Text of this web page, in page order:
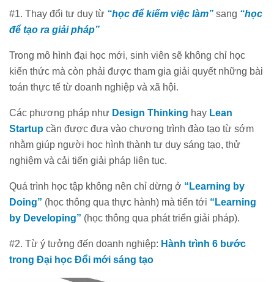
#1. Thay đổi tư duy từ “học để kiếm việc làm” sang “học
để tạo ra giải pháp”
Trong mô hình đại học mới, sinh viên sẽ không chỉ học
kiến thức mà còn phải được tham gia giải quyết những bài
toán thực tế từ doanh nghiệp và xã hội.
Các phương pháp như Design Thinking hay Lean
Startup cần được đưa vào chương trình đào tạo từ sớm
nhằm giúp người học hình thành tư duy sáng tạo, thử
nghiệm và cải tiến giải pháp liên tục.
Quá trình học tập không nên chỉ dừng ở “Learning by
Doing” (học thông qua thực hành) mà tiến tới “Learning
by Developing” (học thông qua phát triển giải pháp).
#2. Từ ý tưởng đến doanh nghiệp: Hành trình 6 bước
trong Đại học Đổi mới sáng tạo